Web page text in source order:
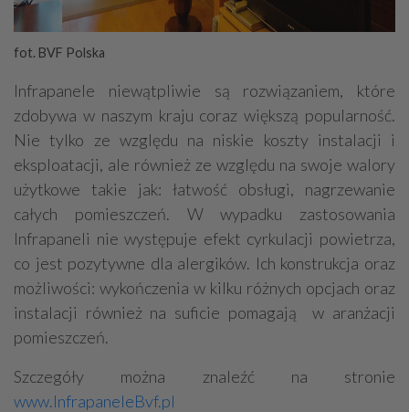
fot. BVF Polska
Infrapanele niewątpliwie są rozwiązaniem, które
zdobywa w naszym kraju coraz większą popularność.
Nie tylko ze względu na niskie koszty instalacji i
eksploatacji, ale również ze względu na swoje walory
użytkowe takie jak: łatwość obsługi, nagrzewanie
całych pomieszczeń. W wypadku zastosowania
Infrapaneli nie występuje efekt cyrkulacji powietrza,
co jest pozytywne dla alergików. Ich konstrukcja oraz
możliwości: wykończenia w kilku różnych opcjach oraz
instalacji również na suficie pomagają w aranżacji
pomieszczeń.
Szczegóły można znaleźć na stronie
www.InfrapaneleBvf.pl